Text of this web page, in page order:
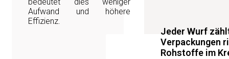
Jeder Wurf
Verpackungen
Rohstoffe im
Aufwand und höhere
Effizienz.